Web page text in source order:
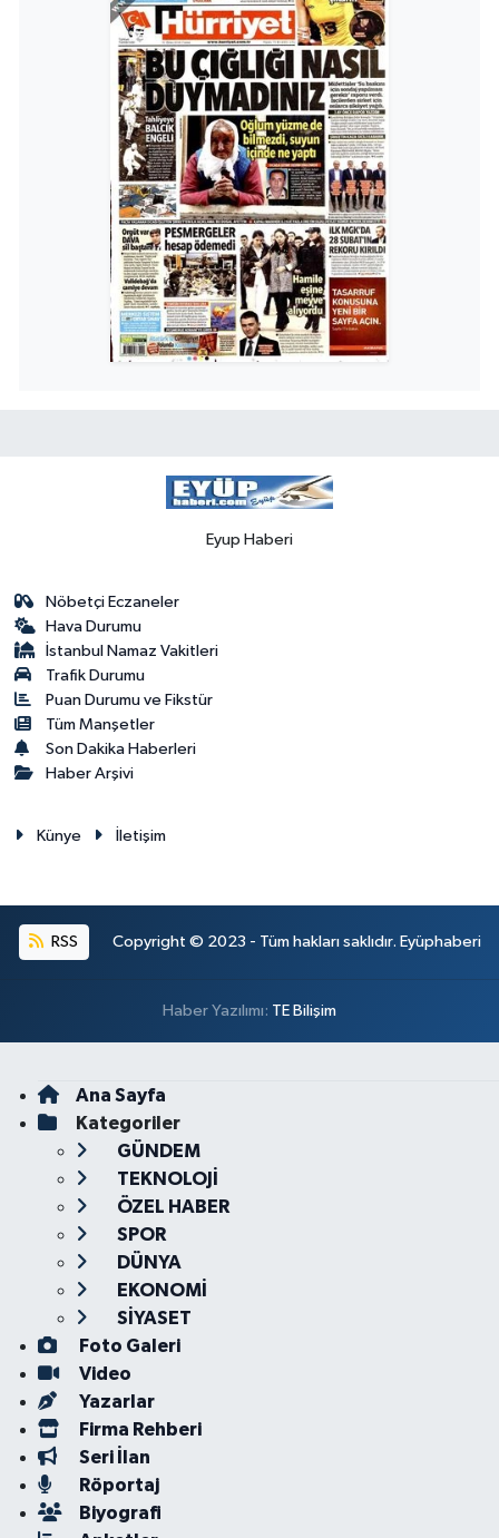
Eyup Haberi
Nöbetçi Eczaneler
Hava Durumu
İstanbul Namaz Vakitleri
Trafik Durumu
Puan Durumu ve Fikstür
Tüm Manşetler
Son Dakika Haberleri
Haber Arşivi
Künye İletişim
RSS Copyright © 2023 - Tüm hakları saklıdır. Eyüphaberi
Haber Yazılımı: TE Bilişim
Ana Sayfa
Kategoriler
GÜNDEM
TEKNOLOJİ
ÖZEL HABER
SPOR
DÜNYA
EKONOMİ
SİYASET
Foto Galeri
Video
Yazarlar
Firma Rehberi
Seri İlan
Röportaj
Biyografi